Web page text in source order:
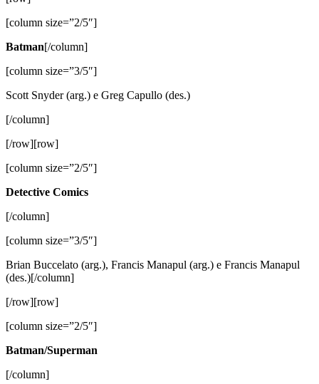
[column size=”2/5″]
Batman[/column]
[column size=”3/5″]
Scott Snyder (arg.) e Greg Capullo (des.)
[/column]
[/row][row]
[column size=”2/5″]
Detective Comics
[/column]
[column size=”3/5″]
Brian Buccelato (arg.), Francis Manapul (arg.) e Francis Manapul
(des.)[/column]
[/row][row]
[column size=”2/5″]
Batman/Superman
[/column]